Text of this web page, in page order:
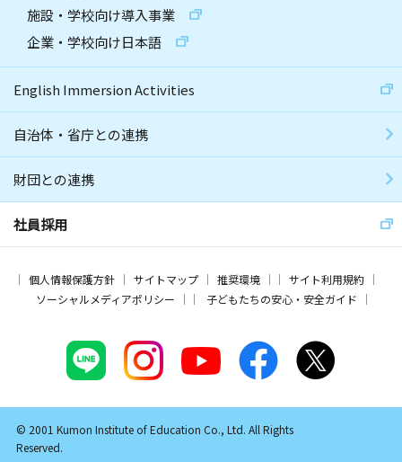
施設・学校向け導入事業
企業・学校向け日本語
English Immersion Activities
自治体・省庁との連携
財団との連携
社員採用
個人情報保護方針 サイトマップ 推奨環境
サイト利用規約
ソーシャルメディアポリシー
子どもたちの安心・安全ガイド
© 2001 Kumon Institute of Education Co., Ltd. All Rights
Reserved.